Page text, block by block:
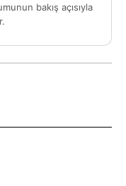
bakış açısıyla